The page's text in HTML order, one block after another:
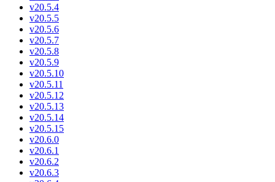
v20.5.4
v20.5.5
v20.5.6
v20.5.7
v20.5.8
v20.5.9
v20.5.10
v20.5.11
v20.5.12
v20.5.13
v20.5.14
v20.5.15
v20.6.0
v20.6.1
v20.6.2
v20.6.3